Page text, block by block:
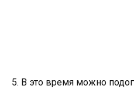
5. В это время можно